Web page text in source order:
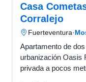
Casa
Corralejo
Fuerteventura·
Apartamento de
urbanización Oasis
privada a pocos